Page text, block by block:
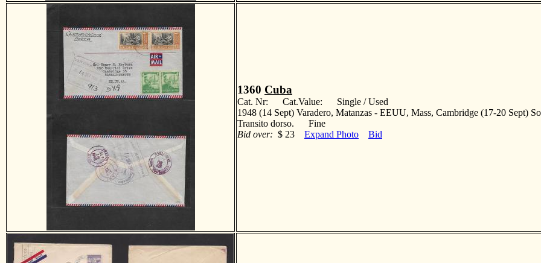
1360 Cuba
Cat. Nr: Cat.Value: Single / Used
1948 (14 Sept) Varadero, Matanzas - EEUU, Mass, Cambridge (17-20 Sept)
Transito dorso. Fine
Bid over: $ 23 Expand Photo Bid